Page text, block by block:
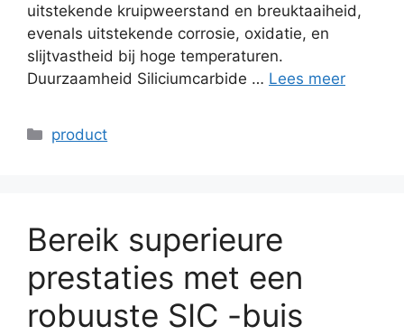
uitstekende kruipweerstand en breuktaaiheid,
evenals uitstekende corrosie, oxidatie, en
slijtvastheid bij hoge temperaturen.
Duurzaamheid Siliciumcarbide … Lees meer
Categorieën
product
Bereik superieure
prestaties met een
robuuste SIC -buis